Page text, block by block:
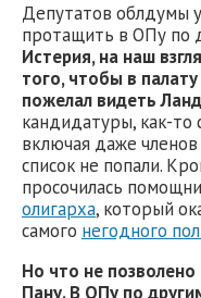
Депутатов облдумы
протащить в ОПу по
Истерия, на наш
того, чтобы в
пожелал видеть
кандидатуры, как-то
включая даже
список не попали.
просочилась
олигарха, который
самого негодного
Но что не
Пану. В ОПу по